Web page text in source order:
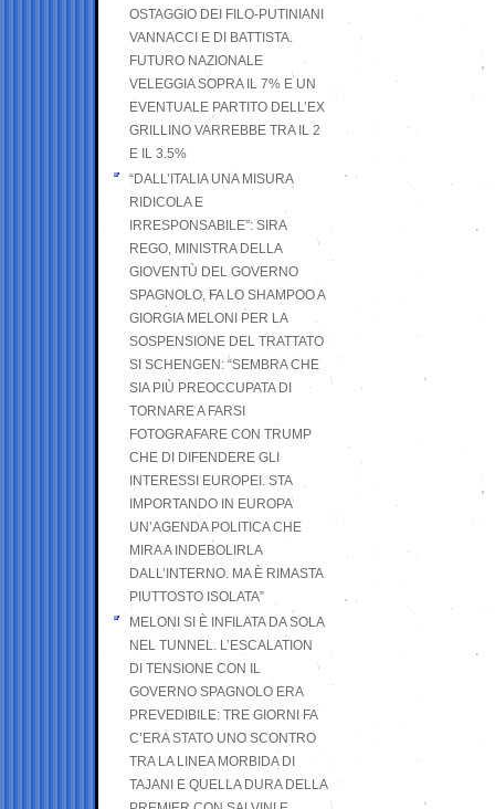
OSTAGGIO DEI FILO-PUTINIANI
VANNACCI E DI BATTISTA.
FUTURO NAZIONALE
VELEGGIA SOPRA IL 7% E UN
EVENTUALE PARTITO DELL’EX
GRILLINO VARREBBE TRA IL 2
E IL 3.5%
“DALL’ITALIA UNA MISURA
RIDICOLA E
IRRESPONSABILE”: SIRA
REGO, MINISTRA DELLA
GIOVENTÙ DEL GOVERNO
SPAGNOLO, FA LO SHAMPOO A
GIORGIA MELONI PER LA
SOSPENSIONE DEL TRATTATO
SI SCHENGEN: “SEMBRA CHE
SIA PIÙ PREOCCUPATA DI
TORNARE A FARSI
FOTOGRAFARE CON TRUMP
CHE DI DIFENDERE GLI
INTERESSI EUROPEI. STA
IMPORTANDO IN EUROPA
UN’AGENDA POLITICA CHE
MIRA A INDEBOLIRLA
DALL’INTERNO. MA È RIMASTA
PIUTTOSTO ISOLATA”
MELONI SI È INFILATA DA SOLA
NEL TUNNEL. L’ESCALATION
DI TENSIONE CON IL
GOVERNO SPAGNOLO ERA
PREVEDIBILE: TRE GIORNI FA
C’ERA STATO UNO SCONTRO
TRA LA LINEA MORBIDA DI
TAJANI E QUELLA DURA DELLA